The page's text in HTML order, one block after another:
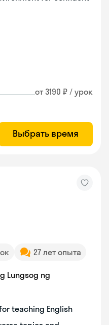
от 3190 ₽ / урок
Выбрать время
27 лет опыта
Lungsog ng
teaching English